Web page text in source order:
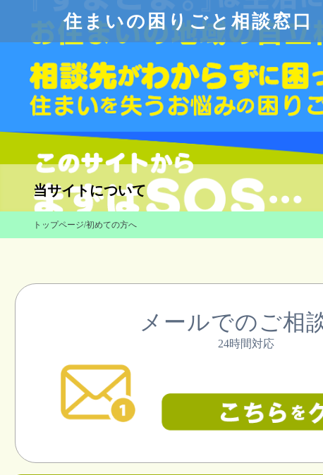
住まいの困りごと相談窓口
当サイトについて
トップページ/初めての方へ
メールでのご相
24時間対応